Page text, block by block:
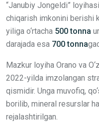
“Janubiy Jongeldi”
chiqarish imkonini berishi
yiliga o‘rtacha 500 tonna
darajada esa 700 tonna
Mazkur loyiha Orano va
2022-yilda imzolangan
qismidir. Unga muvofiq,
borilib, mineral resurslar
rejalashtirilgan.